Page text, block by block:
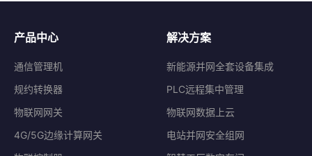
产品中心
通信管理机
规约转换器
物联网网关
4G/5G边缘计算网关
解决方案
新能源并网全套设备集成
PLC远程集中管理
物联网数据上云
电站并网安全组网